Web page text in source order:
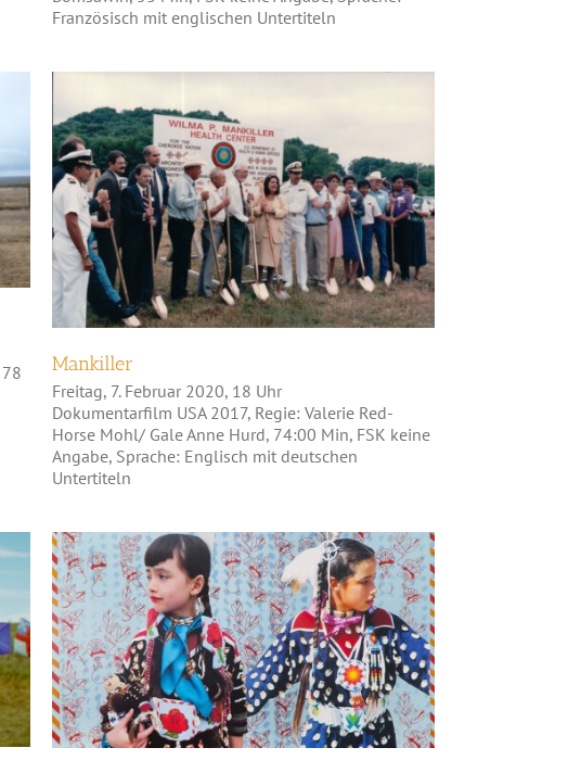
Französisch mit englischen Untertiteln
Mankiller
Mankiller
Freitag, 7. Februar 2020, 18 Uhr
Dokumentarfilm USA 2017, Regie: Valerie Red-
Horse Mohl/ Gale Anne Hurd, 74:00 Min, FSK keine
Angabe, Sprache: Englisch mit deutschen
Untertiteln
Native Art Now!